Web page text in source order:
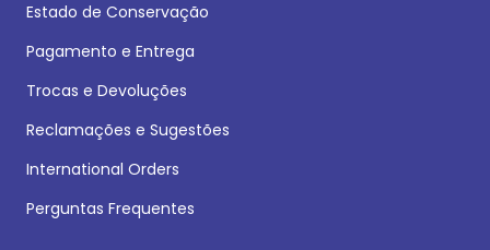
Estado de Conservação
Pagamento e Entrega
Trocas e Devoluções
Reclamações e Sugestões
International Orders
Perguntas Frequentes